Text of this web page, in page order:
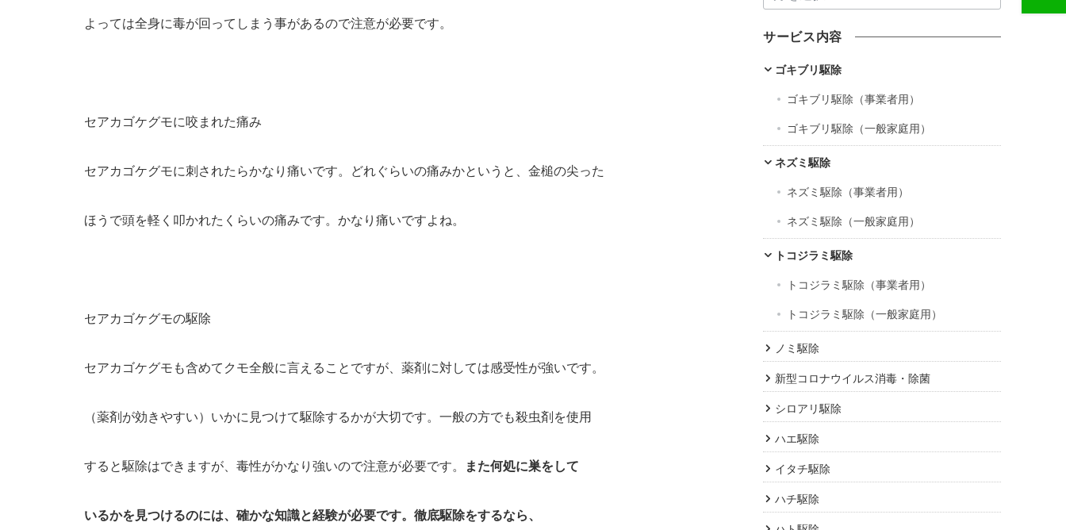
よっては全身に毒が回ってしまう事があるので注意が必要です。
セアカゴケグモに咬まれた痛み
セアカゴケグモに刺されたらかなり痛いです。どれぐらいの痛みかというと、金槌の尖った
ほうで頭を軽く叩かれたくらいの痛みです。かなり痛いですよね。
セアカゴケグモの駆除
セアカゴケグモも含めてクモ全般に言えることですが、薬剤に対しては感受性が強いです。
（薬剤が効きやすい）いかに見つけて駆除するかが大切です。一般の方でも殺虫剤を使用
すると駆除はできますが、毒性がかなり強いので注意が必要です。 また何処に巣をして
いるかを見つけるのには、確かな知識と経験が必要です。徹底駆除をするなら、
ー
カ
イ
ブ
サービス内容
ゴキブリ駆除
ゴキブリ駆除（事業者用）
ゴキブリ駆除（一般家庭用）
ネズミ駆除
ネズミ駆除（事業者用）
ネズミ駆除（一般家庭用）
トコジラミ駆除
トコジラミ駆除（事業者用）
トコジラミ駆除（一般家庭用）
ノミ駆除
新型コロナウイルス消毒・除菌
シロアリ駆除
ハエ駆除
イタチ駆除
ハチ駆除